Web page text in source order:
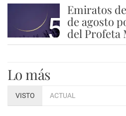
5
Emiratos
de agosto
del Profeta
Lo más
VISTO ACTUAL